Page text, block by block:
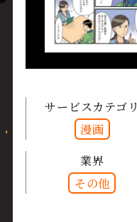
サービスカテゴリ
漫画
業界
その他